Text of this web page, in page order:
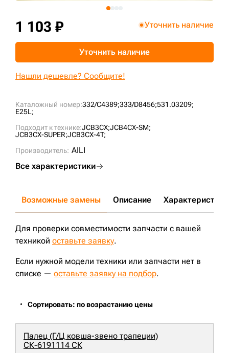
Каталожный номер:332/C4389;333/D8456;531.03209;
E25L;
Подходит к технике:JCB3CX;JCB4CX-SM;
JCB3CX-SUPER;JCB3CX-4T;
Производитель: AILI
Все характеристики
1 103 ₽ Уточнить наличие
Уточнить наличие
Нашли дешевле? Сообщите!
Возможные замены Описание Характеристики
Для проверки совместимости запчасти с вашей
техникой оставьте заявку.
Если нужной модели техники или запчасти нет в
списке — оставьте заявку на подбор.
Сортировать: по возрастанию цены
Палец (Г/Ц ковша-звено трапеции)
СК-6191114 СК